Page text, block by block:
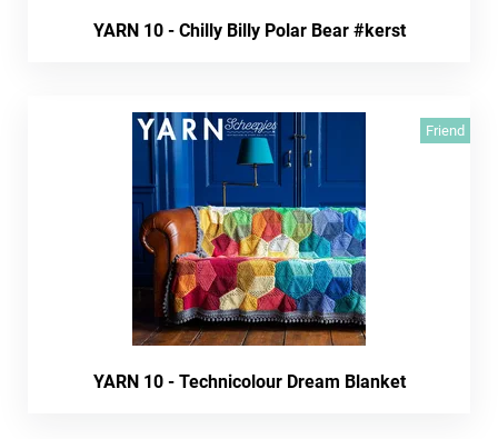
YARN 10 - Chilly Billy Polar Bear #kerst
Friend
YARN 10 - Technicolour Dream Blanket